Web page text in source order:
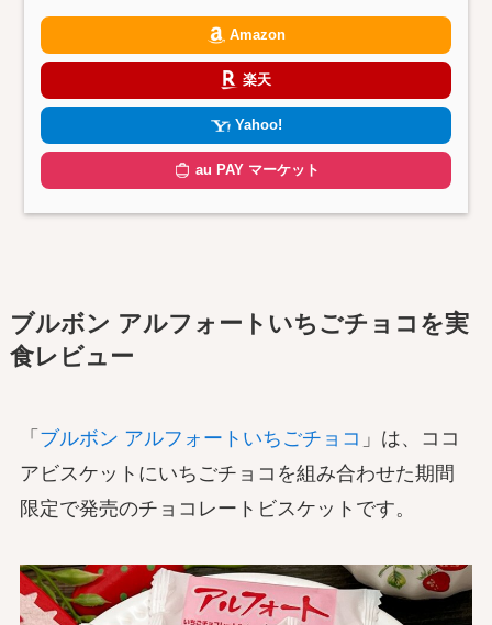
Amazon
楽天
Yahoo!
au PAY マーケット
ブルボン アルフォートいちごチョコを実
食レビュー
「 ブルボン アルフォートいちごチョコ 」は、ココ
アビスケットにいちごチョコを組み合わせた期間
限定で発売のチョコレートビスケットです。